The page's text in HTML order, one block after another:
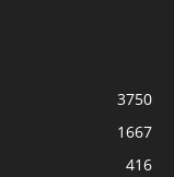
3750
1667
416